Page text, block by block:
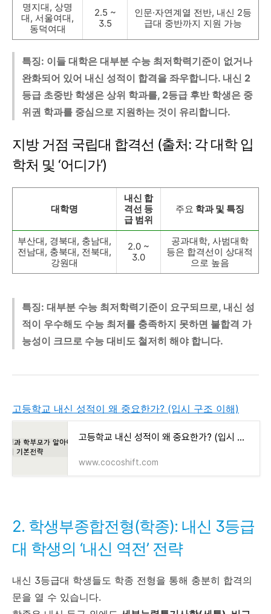
명지대, 상명
대, 서울여대,
동덕여대
2.5 ~
3.5
인문·자연계열 전반, 내신 2등
급대 중반까지 지원 가능
특징: 이들 대학은 대부분 수능 최저학력기준이 없거나
완화되어 있어 내신 성적이 합격을 좌우합니다. 내신 2
등급 초중반 학생은 상위 학과를, 2등급 후반 학생은 중
위권 학과를 중심으로 지원하는 것이 유리합니다.
지방 거점 국립대 합격선 (출처: 각 대학 입
학처 및 ‘어디가’)
대학명
내신 합
격선 등
급 범위
주요 학과 및 특징
부산대, 경북대, 충남대,
전남대, 충북대, 전북대,
강원대
2.0 ~
3.0
공과대학, 사범대학
등은 합격선이 상대적
으로 높음
특징: 대부분 수능 최저학력기준이 요구되므로, 내신 성
적이 우수해도 수능 최저를 충족하지 못하면 불합격 가
능성이 크므로 수능 대비도 철저히 해야 합니다.
고등학교 내신 성적이 왜 중요한가? (입시 구조 이해)
고등학교 내신 성적이 왜 중요한가? (입시 구조 이해)
www.cocoshift.com
2. 학생부종합전형(학종): 내신 3등급
대 학생의 ‘내신 역전’ 전략
내신 3등급대 학생들도 학종 전형을 통해 충분히 합격의
문을 열 수 있습니다.